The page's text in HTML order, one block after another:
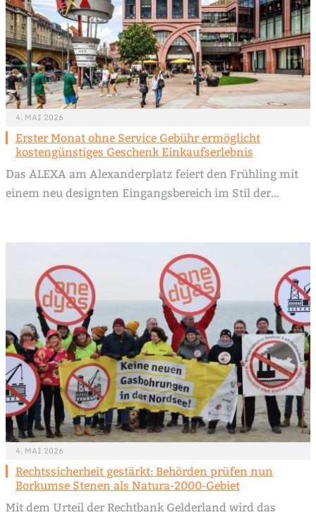
4. MAI 2026
Erster Monat ohne Service Gebühr ermöglicht
kostengünstiges Geschenk Einkaufserlebnis
Das ALEXA am Alexanderplatz feiert den Frühling mit
einem neu designten Eingangsbereich im Stil der…
4. MAI 2026
Rechtssicherheit gestärkt: Behörden prüfen nun
Borkumse Stenen als Natura-2000-Gebiet
Mit dem Urteil der Rechtbank Gelderland wird das